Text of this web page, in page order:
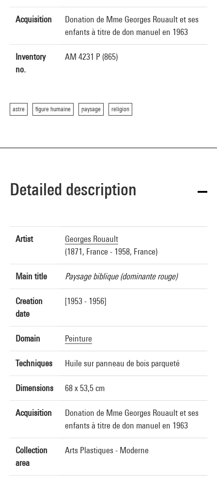
Acquisition
Donation de Mme Georges Rouault et ses
enfants à titre de don manuel en 1963
Inventory
no.
AM 4231 P (865)
astre figure humaine paysage religion
Detailed description
Artist
Georges Rouault
(1871, France - 1958, France)
Main title Paysage biblique (dominante rouge)
Creation
date
[1953 - 1956]
Domain Peinture
Techniques Huile sur panneau de bois parqueté
Dimensions 68 x 53,5 cm
Acquisition
Donation de Mme Georges Rouault et ses
enfants à titre de don manuel en 1963
Collection
area
Arts Plastiques - Moderne